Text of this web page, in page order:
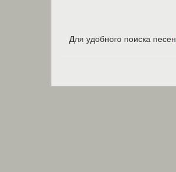
Для удобного поиска песен